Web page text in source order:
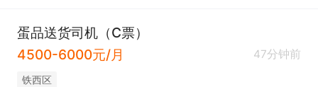
蛋品送货司机（C票）
4500-6000元/月
47分钟前
铁西区